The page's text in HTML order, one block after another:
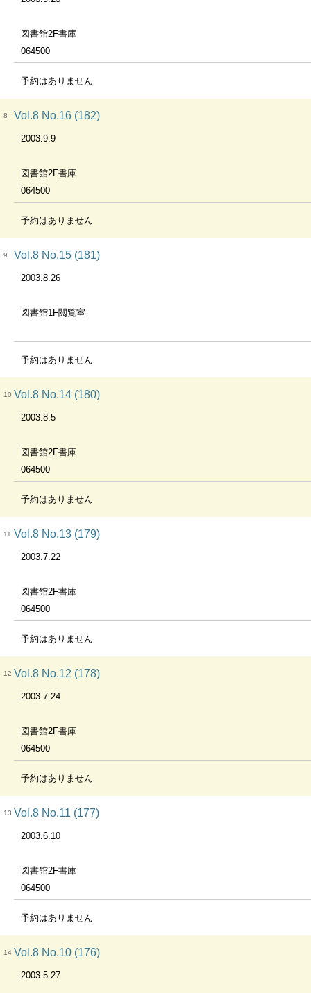
図書館2F書庫
064500
予約はありません
8 Vol.8 No.16 (182)
2003.9.9
図書館2F書庫
064500
予約はありません
9 Vol.8 No.15 (181)
2003.8.26
図書館1F閲覧室
予約はありません
10 Vol.8 No.14 (180)
2003.8.5
図書館2F書庫
064500
予約はありません
11 Vol.8 No.13 (179)
2003.7.22
図書館2F書庫
064500
予約はありません
12 Vol.8 No.12 (178)
2003.7.24
図書館2F書庫
064500
予約はありません
13 Vol.8 No.11 (177)
2003.6.10
図書館2F書庫
064500
予約はありません
14 Vol.8 No.10 (176)
2003.5.27